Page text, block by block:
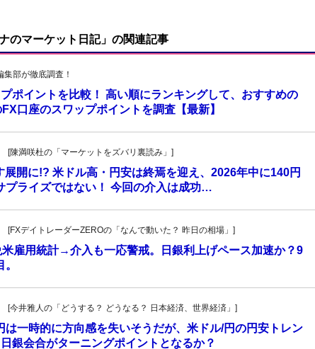
のマーケット日記」の関連記事
部が徹底調査！
ポイントを比較！ 高い順にランキングして、おすすめの
口座のスワップポイントを調査【最新】
陳満咲杜の「マーケットをズバリ裏読み」]
展開に!? 米ドル高・円安は終焉を迎え、2026年中に140円
プライズではない！ 今回の介入は成功…
デイトレーダーZEROの「なんで動いた？ 昨日の相場」]
米雇用統計→介入も一応警戒。日銀利上げペース加速か？9
井雅人の「どうする？ どうなる？ 日本経済、世界経済」]
は一時的に方向感を失いそうだが、米ドル/円の円安トレン
銀会合がターニングポイントとなるか？